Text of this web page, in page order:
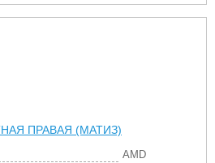
ПРАВАЯ (МАТИЗ)
AMD